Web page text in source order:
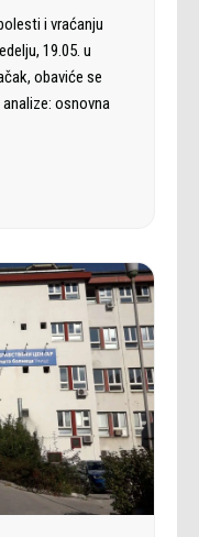
i vraćanju
19.05. u
obaviće se
osnovna